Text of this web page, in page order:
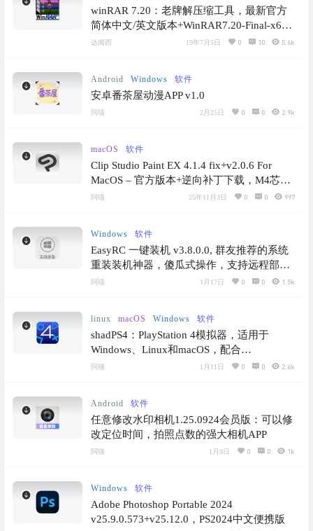
winRAR 7.20：老牌解压缩工具，最新官方
简体中文/英文版本+WinRAR7.20-Final-x64
烈火汉化版
达闻西 19年7月5日 0 10 5.6k
Android Windows 软件
安卓番茶屋动漫APP v1.0
阿喵 2月25日 0 0 2.9k
macOS 软件
Clip Studio Paint EX 4.1.4 fix+v2.0.6 For
MacOS – 官方版本+逆向补丁下载，M4芯片
Mac实机测试好用
阿喵 25年11月3日 0 0 997
Windows 软件
EasyRC 一键装机 v3.8.0.0, 群友推荐的系统
重装装机神器，傻瓜式操作，支持远程部
署，系统备份还原
阿喵 1月17日 0 0 1.5k
linux macOS Windows 软件
shadPS4：PlayStation 4模拟器，适用于
Windows、Linux和macOS，配合
QTLauncher直接运行
阿喵 1月11日 0 0 2.6k
Android 软件
任意修改水印相机1.25.0924会员版：可以修
改定位时间，拍照点数的强大相机APP
阿喵 1月8日 0 0 1k
Windows 软件
Adobe Photoshop Portable 2024
v25.9.0.573+v25.12.0，PS2024中文便携版